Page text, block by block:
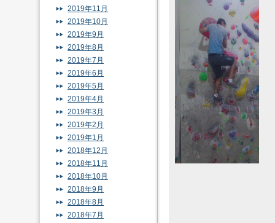
2019年11月
2019年10月
2019年9月
2019年8月
2019年7月
2019年6月
2019年5月
2019年4月
2019年3月
2019年2月
2019年1月
2018年12月
2018年11月
2018年10月
2018年9月
2018年8月
2018年7月